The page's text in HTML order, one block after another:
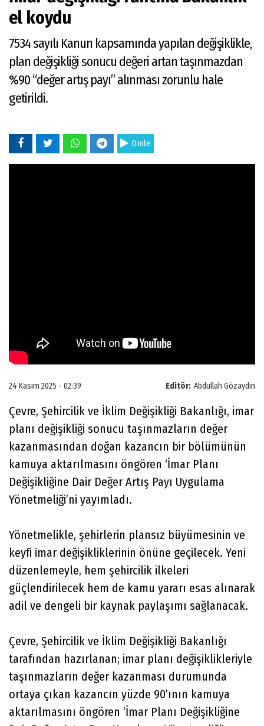
el koydu
7534 sayılı Kanun kapsamında yapılan değişiklikle,
plan değişikliği sonucu değeri artan taşınmazdan
%90 “değer artış payı” alınması zorunlu hale
getirildi.
Dinle
Editör: Abdullah Gözaydın
24 Kasım 2025 - 02:39
Çevre, Şehircilik ve İklim Değişikliği Bakanlığı, imar
planı değişikliği sonucu taşınmazların değer
kazanmasından doğan kazancın bir bölümünün
kamuya aktarılmasını öngören ‘İmar Planı
Değişikliğine Dair Değer Artış Payı Uygulama
Yönetmeliği’ni yayımladı.
Yönetmelikle, şehirlerin plansız büyümesinin ve
keyfi imar değişikliklerinin önüne geçilecek. Yeni
düzenlemeyle, hem şehircilik ilkeleri
güçlendirilecek hem de kamu yararı esas alınarak
adil ve dengeli bir kaynak paylaşımı sağlanacak.
Çevre, Şehircilik ve İklim Değişikliği Bakanlığı
tarafından hazırlanan; imar planı değişiklikleriyle
taşınmazların değer kazanması durumunda
ortaya çıkan kazancın yüzde 90’ının kamuya
aktarılmasını öngören ‘İmar Planı Değişikliğine